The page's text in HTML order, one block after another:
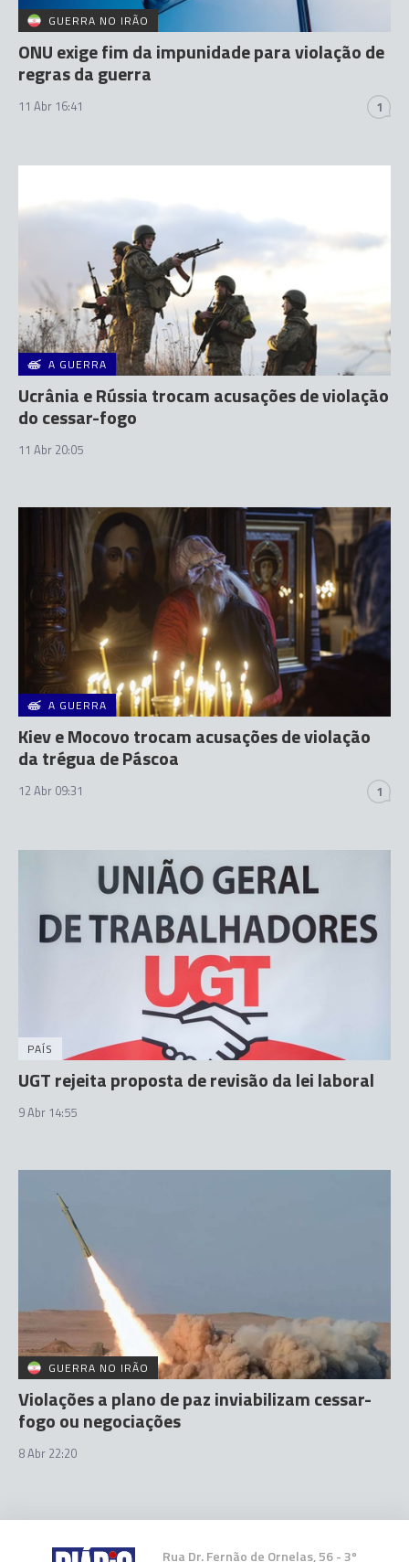
GUERRA NO IRÃO
ONU exige fim da impunidade para violação de
regras da guerra
11 Abr 16:41 1
A GUERRA
Ucrânia e Rússia trocam acusações de violação
do cessar-fogo
11 Abr 20:05
A GUERRA
Kiev e Mocovo trocam acusações de violação
da trégua de Páscoa
12 Abr 09:31 1
PAÍS
UGT rejeita proposta de revisão da lei laboral
9 Abr 14:55
GUERRA NO IRÃO
Violações a plano de paz inviabilizam cessar-
fogo ou negociações
8 Abr 22:20
Rua Dr. Fernão de Ornelas, 56 - 3º